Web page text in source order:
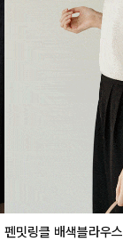
펜밋링클 배색블라우스